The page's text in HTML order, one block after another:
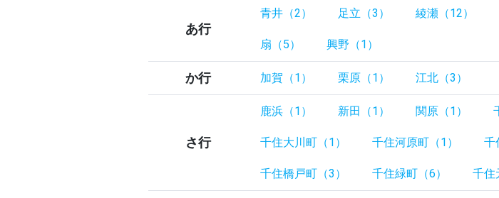
あ行
青井（2） 足立（3） 綾瀬（12）
扇（5） 興野（1）
か行 加賀（1） 栗原（1） 江北（3）
さ行
鹿浜（1） 新田（1） 関原（1）
千住大川町（1） 千住河原町（1） 千
千住橋戸町（3） 千住緑町（6） 千住